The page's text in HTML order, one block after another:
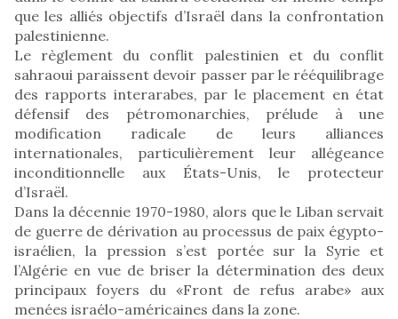
que les alliés objectifs d’Israël dans la confrontation
palestinienne.
Le règlement du conflit palestinien et du conflit
sahraoui paraissent devoir passer par le rééquilibrage
des rapports interarabes, par le placement en état
défensif des pétromonarchies, prélude à une
modification radicale de leurs alliances
internationales, particulièrement leur allégeance
inconditionnelle aux États-Unis, le protecteur
d’Israël.
Dans la décennie 1970-1980, alors que le Liban servait
de guerre de dérivation au processus de paix égypto-
israélien, la pression s’est portée sur la Syrie et
l’Algérie en vue de briser la détermination des deux
principaux foyers du «Front de refus arabe» aux
menées israélo-américaines dans la zone.